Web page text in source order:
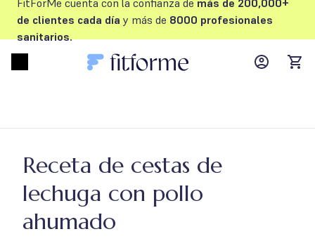
FitForMe cuenta con la confianza de más de 200,000+
de clientes cada día y más de 8000 profesionales
sanitarios.
MyFFM
Receta de cestas de
lechuga con pollo
ahumado